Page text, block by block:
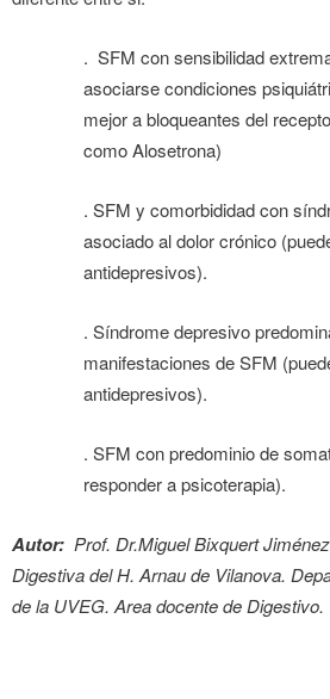
. SFM con sensibilidad
asociarse condiciones
mejor a bloqueantes del
como Alosetrona)
. SFM y comorbididad con
asociado al dolor crónico
antidepresivos).
. Síndrome depresivo
manifestaciones de SFM
antidepresivos).
. SFM con predominio de
responder a psicoterapia).
Autor: Prof. Dr.Miguel Bixquert
Digestiva del H. Arnau de Vilanova.
de la UVEG. Area docente de Digestivo.